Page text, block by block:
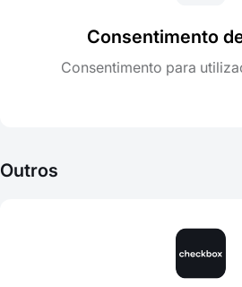
Consentimento
Consentimento para
Outros